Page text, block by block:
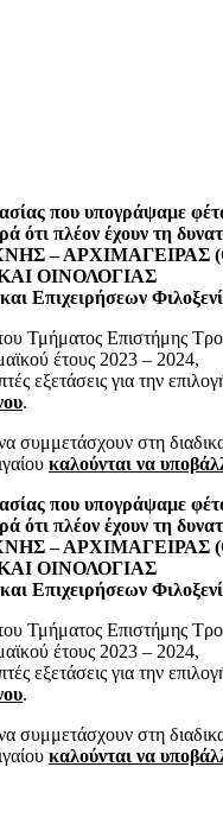
που υπογράψαμε
ότι πλέον έχουν τη
– ΑΡΧΙΜΑΓΕΙΡΑΣ
ΟΙΝΟΛΟΓΙΑΣ
Επιχειρήσεων
Τμήματος Επιστήμης
έτους 2023 – 2024,
εξετάσεις για την
.
συμμετάσχουν στη
καλούνται να
που υπογράψαμε
ότι πλέον έχουν τη
– ΑΡΧΙΜΑΓΕΙΡΑΣ
ΟΙΝΟΛΟΓΙΑΣ
Επιχειρήσεων
Τμήματος Επιστήμης
έτους 2023 – 2024,
εξετάσεις για την
.
συμμετάσχουν στη
καλούνται να